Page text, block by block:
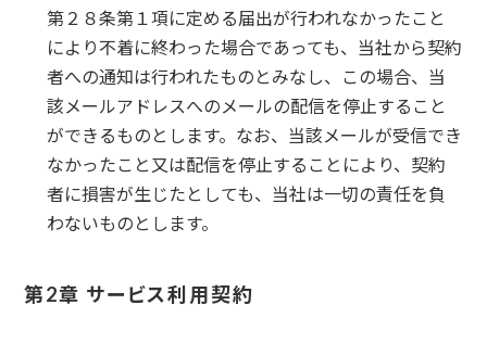
第２８条第１項に定める届出が行われなかったこと
により不着に終わった場合であっても、当社から契約
者への通知は行われたものとみなし、この場合、当
該メールアドレスへのメールの配信を停止すること
ができるものとします。なお、当該メールが受信でき
なかったこと又は配信を停止することにより、契約
者に損害が生じたとしても、当社は一切の責任を負
わないものとします。
第2章 サービス利用契約